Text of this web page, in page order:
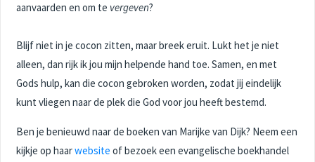
aanvaarden en om te vergeven?
Blijf niet in je cocon zitten, maar breek eruit. Lukt het je niet
alleen, dan rijk ik jou mijn helpende hand toe. Samen, en met
Gods hulp, kan die cocon gebroken worden, zodat jij eindelijk
kunt vliegen naar de plek die God voor jou heeft bestemd.
Ben je benieuwd naar de boeken van Marijke van Dijk? Neem een
kijkje op haarwebsiteof bezoek een evangelische boekhandel